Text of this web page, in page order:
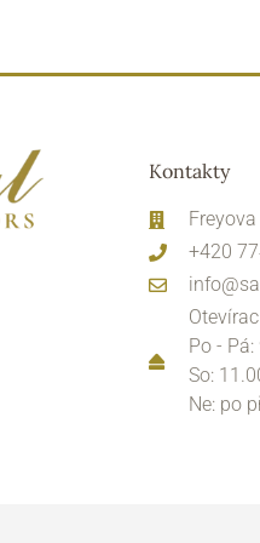
Kontakty
+420
Po -
So:
Ne: po